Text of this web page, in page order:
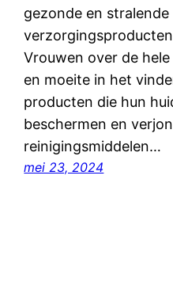
gezonde en stralende
Vrouwen over de
en moeite in het
producten die hun
beschermen en
reinigingsmiddelen…
mei 23, 2024